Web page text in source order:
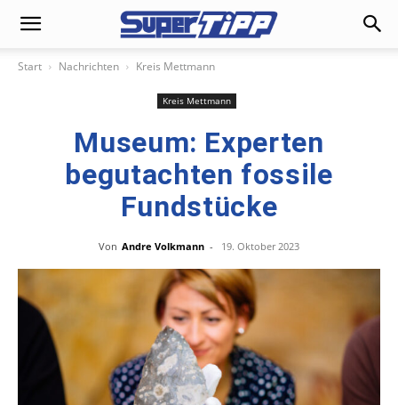
Start Nachrichten Kreis Mettmann
Kreis Mettmann
Museum: Experten
begutachten fossile
Fundstücke
Von Andre Volkmann - 19. Oktober 2023